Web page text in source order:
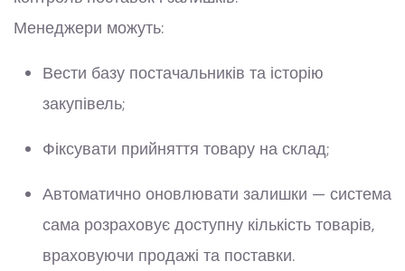
Менеджери можуть:
Вести базу постачальників та історію
закупівель;
Фіксувати прийняття товару на склад;
Автоматично оновлювати залишки — система
сама розраховує доступну кількість товарів,
враховуючи продажі та поставки.